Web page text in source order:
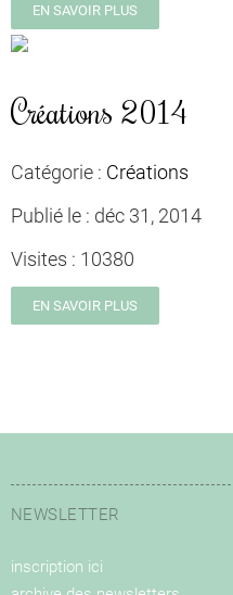
EN SAVOIR PLUS
Créations 2014
Catégorie : Créations
Publié le : déc 31, 2014
Visites : 10380
EN SAVOIR PLUS
NEWSLETTER
inscription ici